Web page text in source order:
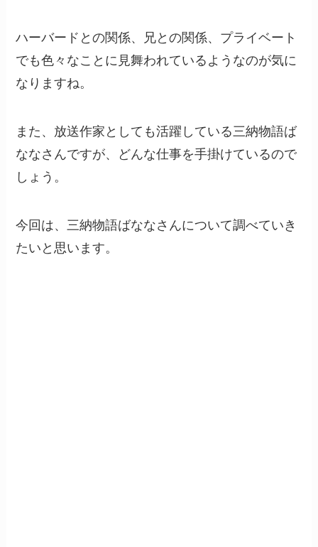
ハーバードとの関係、兄との関係、プライベート
でも色々なことに見舞われているようなのが気に
なりますね。
また、放送作家としても活躍している三納物語ば
ななさんですが、どんな仕事を手掛けているので
しょう。
今回は、三納物語ばななさんについて調べていき
たいと思います。